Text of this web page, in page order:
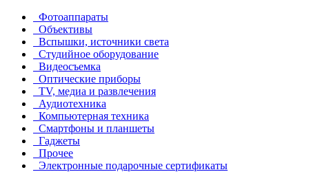
Фотоаппараты
Объективы
Вспышки, источники света
Студийное оборудование
Видеосъемка
Оптические приборы
TV, медиа и развлечения
Аудиотехника
Компьютерная техника
Смартфоны и планшеты
Гаджеты
Прочее
Электронные подарочные сертификаты